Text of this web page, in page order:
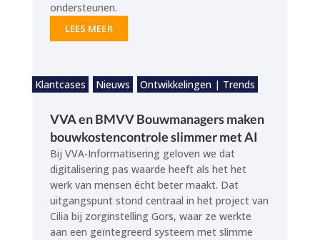
ondersteunen.
LEES MEER
Klantcases Nieuws Ontwikkelingen | Trends
VVA en BMVV Bouwmanagers maken
bouwkostencontrole slimmer met AI
Bij VVA-Informatisering geloven we dat
digitalisering pas waarde heeft als het het
werk van mensen écht beter maakt. Dat
uitgangspunt stond centraal in het project van
Cilia bij zorginstelling Gors, waar ze werkte
aan een geïntegreerd systeem met slimme